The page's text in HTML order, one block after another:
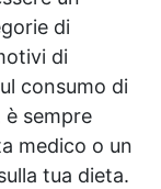
di
di
consumo di
sempre
medico o un
tua dieta.